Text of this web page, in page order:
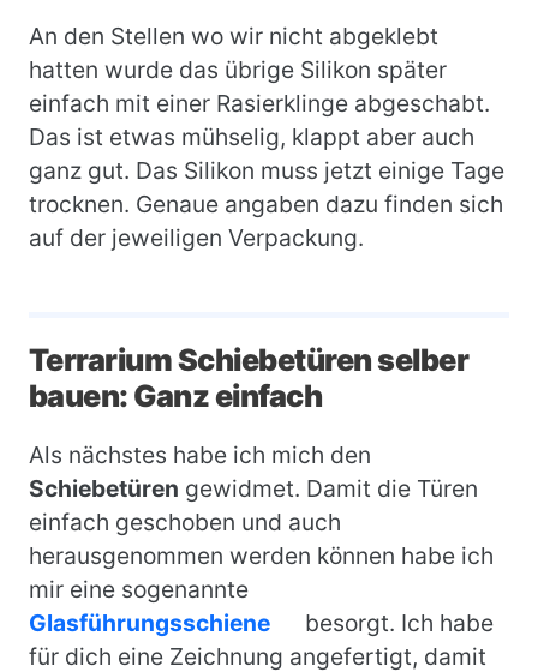
An den Stellen wo wir nicht abgeklebt
hatten wurde das übrige Silikon später
einfach mit einer Rasierklinge abgeschabt.
Das ist etwas mühselig, klappt aber auch
ganz gut. Das Silikon muss jetzt einige Tage
trocknen. Genaue angaben dazu finden sich
auf der jeweiligen Verpackung.
Terrarium Schiebetüren selber
bauen: Ganz einfach
Als nächstes habe ich mich den
Schiebetüren gewidmet. Damit die Türen
einfach geschoben und auch
herausgenommen werden können habe ich
mir eine sogenannte
Glasführungsschiene
besorgt. Ich habe
für dich eine Zeichnung angefertigt, damit